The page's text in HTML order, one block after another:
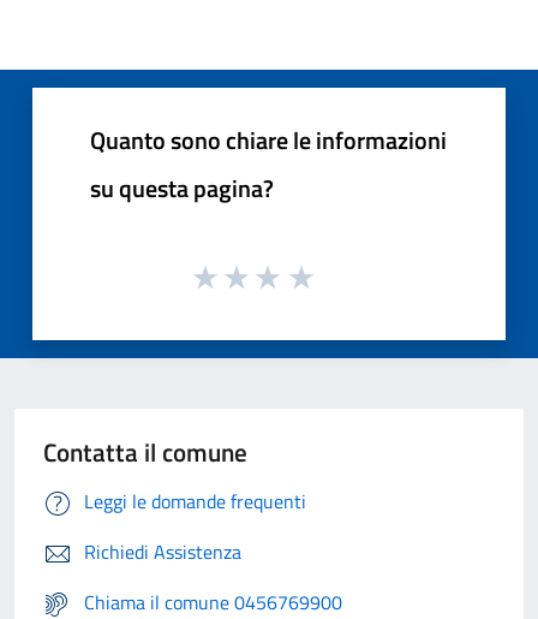
Quanto sono chiare le informazioni
su questa pagina?
Contatta il comune
Leggi le domande frequenti
Richiedi Assistenza
Chiama il comune 0456769900